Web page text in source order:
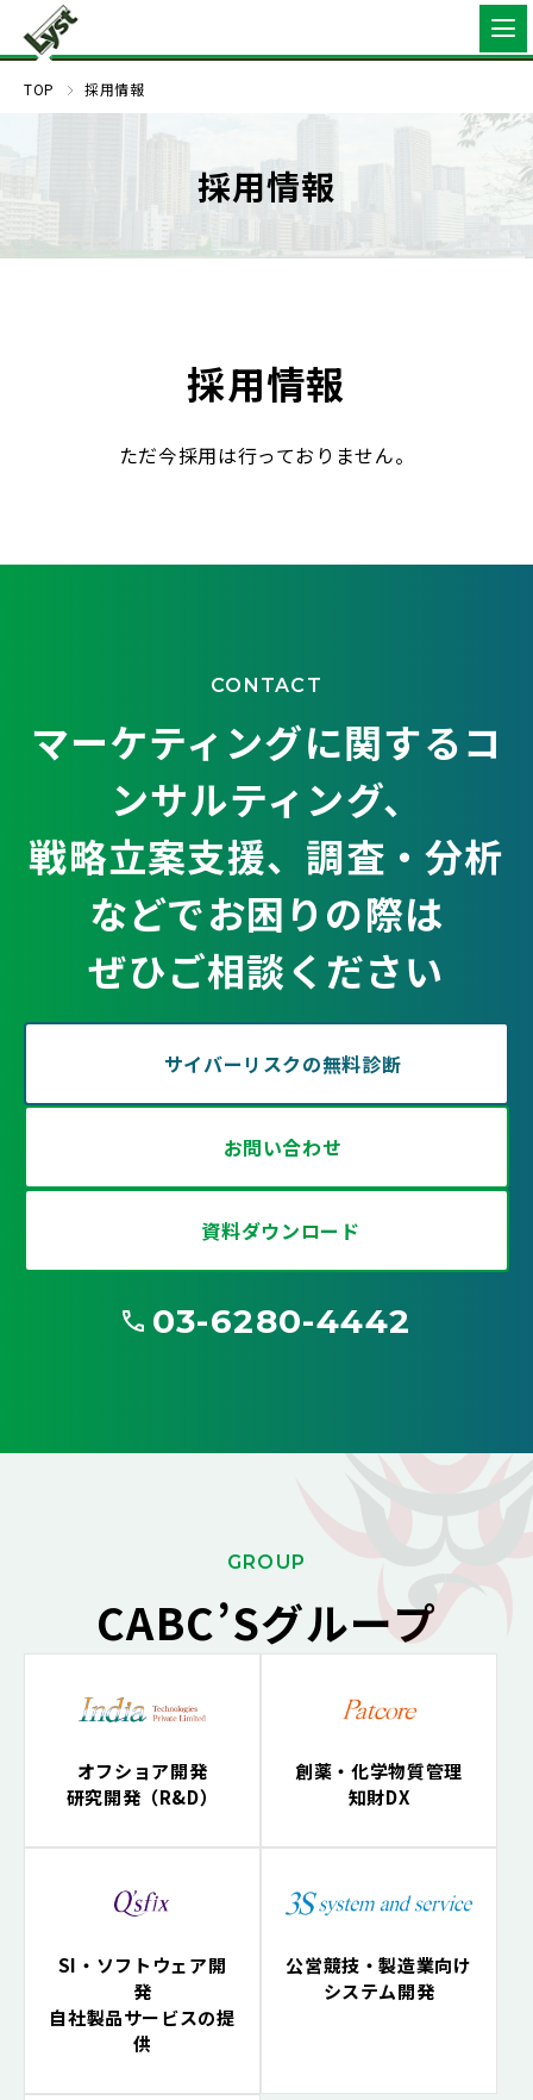
TOP 採用情報
採用情報
採用情報
ただ今採用は行っておりません。
CONTACT
マーケティングに関するコ
ンサルティング、
戦略立案支援、調査・分析
などでお困りの際は
ぜひご相談ください
サイバーリスクの無料診断
お問い合わせ
資料ダウンロード
03-6280-4442
GROUP
CABC’Sグループ
オフショア開発
研究開発（R&D）
創薬・化学物質管理
知財DX
SI・ソフトウェア開
発
自社製品サービスの提
供
公営競技・製造業向け
システム開発